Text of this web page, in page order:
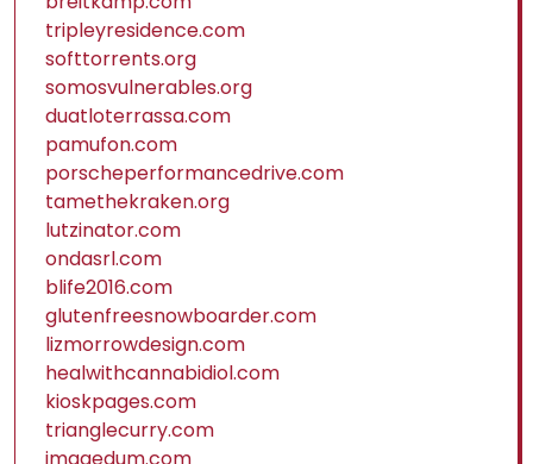
tripleyresidence.com
softtorrents.org
somosvulnerables.org
duatloterrassa.com
pamufon.com
porscheperformancedrive.com
tamethekraken.org
lutzinator.com
ondasrl.com
blife2016.com
glutenfreesnowboarder.com
lizmorrowdesign.com
healwithcannabidiol.com
kioskpages.com
trianglecurry.com